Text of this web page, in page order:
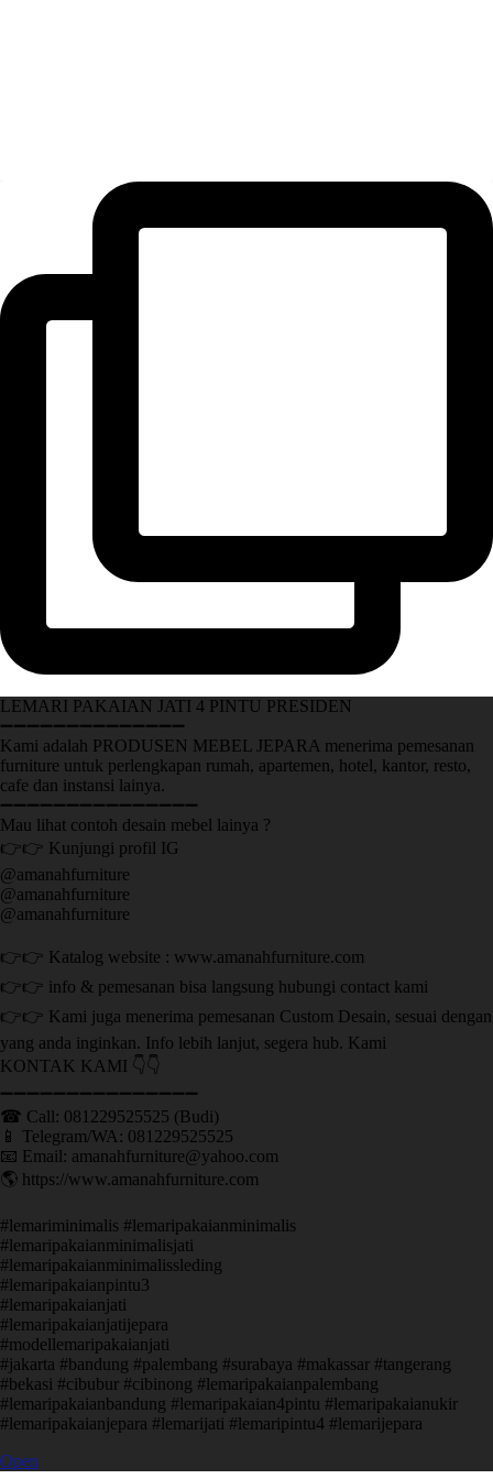
LEMARI PAKAIAN JATI 4 PINTU PRESIDEN
➖➖➖➖➖➖➖➖➖➖➖➖➖➖
Kami adalah PRODUSEN MEBEL JEPARA menerima pemesanan
furniture untuk perlengkapan rumah, apartemen, hotel, kantor, resto,
cafe dan instansi lainya.
➖➖➖➖➖➖➖➖➖➖➖➖➖➖➖
Mau lihat contoh desain mebel lainya ?
👉👉 Kunjungi profil IG
@amanahfurniture
@amanahfurniture
@amanahfurniture
👉👉 Katalog website : www.amanahfurniture.com
👉👉 info & pemesanan bisa langsung hubungi contact kami
👉👉 Kami juga menerima pemesanan Custom Desain, sesuai dengan
yang anda inginkan. Info lebih lanjut, segera hub. Kami
KONTAK KAMI 👇👇
➖➖➖➖➖➖➖➖➖➖➖➖➖➖➖ ㅤ
☎ Call: 081229525525 (Budi)
📱 Telegram/WA: 081229525525
📧 Email: amanahfurniture@yahoo.com
🌎 https://www.amanahfurniture.com
#lemariminimalis #lemaripakaianminimalis
#lemaripakaianminimalisjati
#lemaripakaianminimalissleding
#lemaripakaianpintu3
#lemaripakaianjati
#lemaripakaianjatijepara
#modellemaripakaianjati
#jakarta #bandung #palembang #surabaya #makassar #tangerang
#bekasi #cibubur #cibinong #lemaripakaianpalembang
#lemaripakaianbandung #lemaripakaian4pintu #lemaripakaianukir
#lemaripakaianjepara #lemarijati #lemaripintu4 #lemarijepara
Open